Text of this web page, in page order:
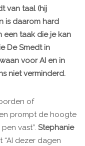
van taal (hij
is daarom hard
een taak die je kan
De Smedt in
voor AI en in
niet verminderd.
of
prompt de hoogte
vast”. Stephanie
dezer dagen